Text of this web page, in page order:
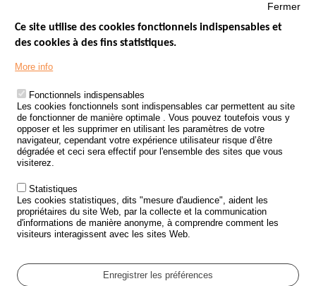
Menu
Footer
LES SITES PUBLICS
ÉTAT DE L’INSÉCURITÉ ROUTIÈRE
TRAITEMENT DES DONNÉES PERSONNELLES DES ACCIDENTS DE
LA ROUTE
ETUDES ET RECHERCHES
APPEL À PROJETS
POLITIQUE DE SÉCURITÉ ROUTIÈRE
Outils
AGENDA
GLOSSAIRE
Fermer
Ce site utilise des cookies fonctionnels indispensables et
des cookies à des fins statistiques.
More info
Fonctionnels indispensables
Les cookies fonctionnels sont indispensables car permettent au site
de fonctionner de manière optimale . Vous pouvez toutefois vous y
opposer et les supprimer en utilisant les paramètres de votre
navigateur, cependant votre expérience utilisateur risque d’être
dégradée et ceci sera effectif pour l'ensemble des sites que vous
visiterez.
Statistiques
Les cookies statistiques, dits "mesure d'audience", aident les
propriétaires du site Web, par la collecte et la communication
d'informations de manière anonyme, à comprendre comment les
visiteurs interagissent avec les sites Web.
Enregistrer les préférences